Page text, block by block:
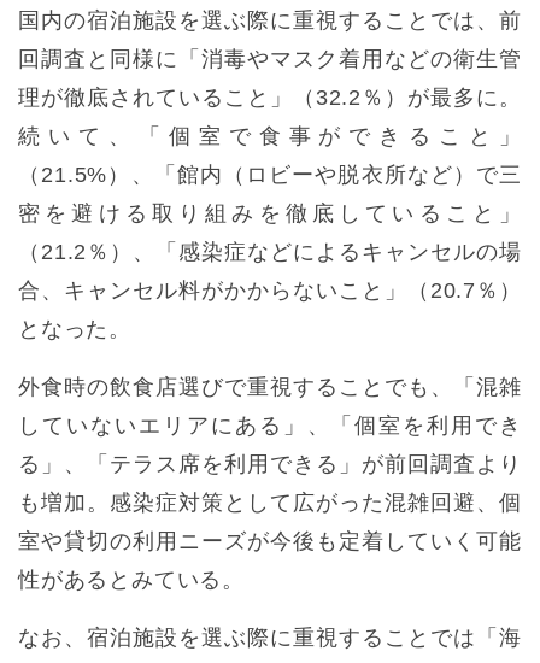
国内の宿泊施設を選ぶ際に重視することでは、前
回調査と同様に「消毒やマスク着用などの衛生管
理が徹底されていること」（32.2％）が最多に。
続いて、「個室で食事ができること」
（21.5%）、「館内（ロビーや脱衣所など）で三
密を避ける取り組みを徹底していること」
（21.2％）、「感染症などによるキャンセルの場
合、キャンセル料がかからないこと」（20.7％）
となった。
外食時の飲食店選びで重視することでも、「混雑
していないエリアにある」、「個室を利用でき
る」、「テラス席を利用できる」が前回調査より
も増加。感染症対策として広がった混雑回避、個
室や貸切の利用ニーズが今後も定着していく可能
性があるとみている。
なお、宿泊施設を選ぶ際に重視することでは「海